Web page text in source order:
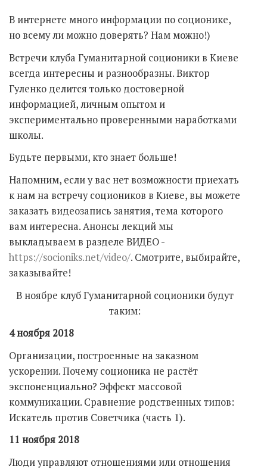
В интернете много информации по соционике,
но всему ли можно доверять? Нам можно!)
Встречи клуба Гуманитарной соционики в Киеве
всегда интересны и разнообразны. Виктор
Гуленко делится только достоверной
информацией, личным опытом и
экспериментально проверенными наработками
школы.
Будьте первыми, кто знает больше!
Напомним, если у вас нет возможности приехать
к нам на встречу социоников в Киеве, вы можете
заказать видеозапись занятия, тема которого
вам интересна. Анонсы лекций мы
выкладываем в разделе ВИДЕО -
https://socioniks.net/video/. Смотрите, выбирайте,
заказывайте!
В ноябре клуб Гуманитарной соционики будут
таким:
4 ноября 2018
Организации, построенные на заказном
ускорении. Почему соционика не растёт
экспоненциально? Эффект массовой
коммуникации. Сравнение родственных типов:
Искатель против Советчика (часть 1).
11 ноября 2018
Люди управляют отношениями или отношения